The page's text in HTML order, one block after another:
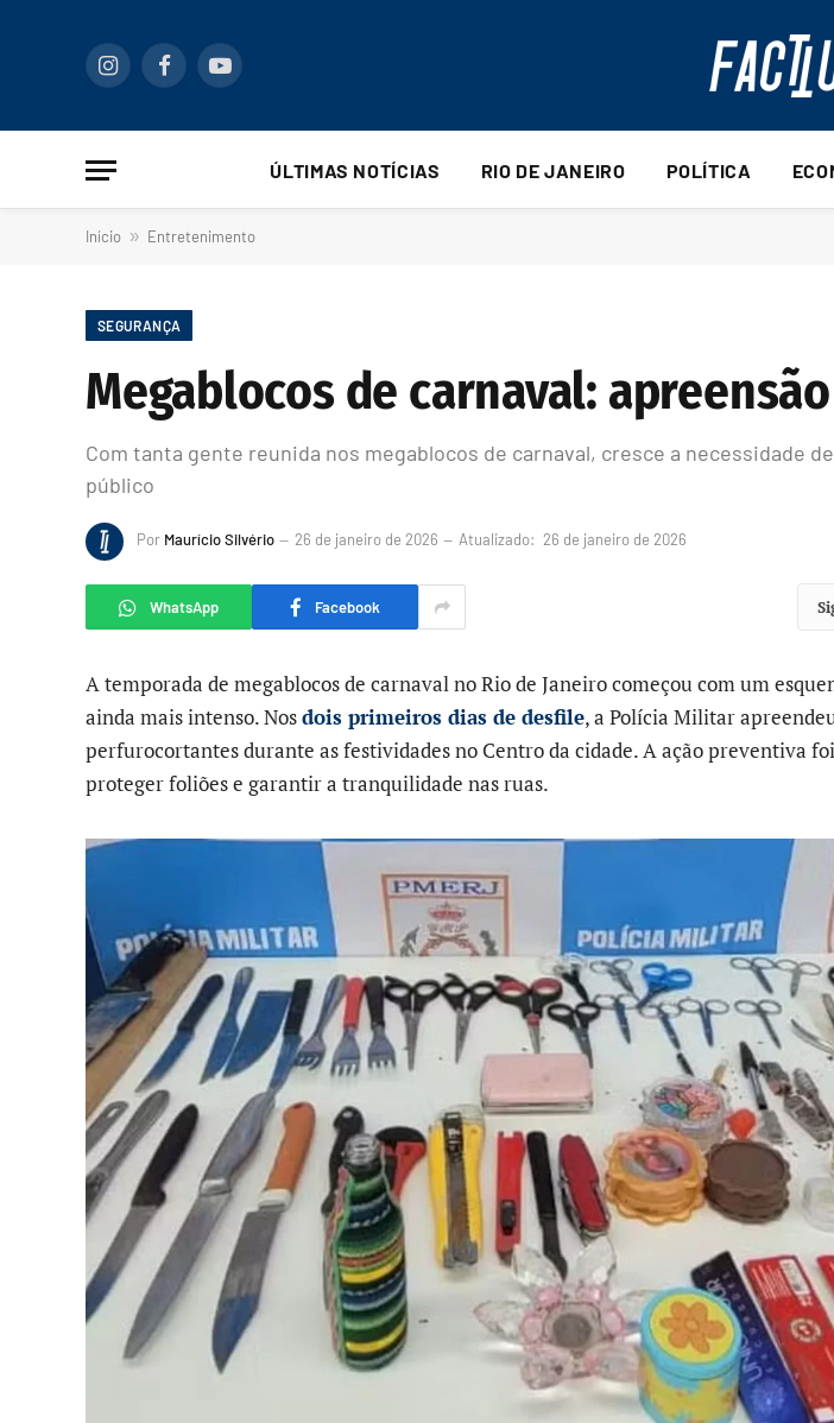
InstagramFacebookYouTube
ÚLTIMAS NOTÍCIAS RIO DE JANEIRO POLÍTICA
Início » Entretenimento
SEGURANÇA
Megablocos de carnaval:
Com tanta gente reunida nos megablocos de carnaval, cresce a necessidade
público
Por Maurício Silvério 26 de janeiro de 2026 Atualizado: 26 de janeiro de 2026
WhatsApp Facebook
A temporada de megablocos de carnaval no Rio de Janeiro começou com um
ainda mais intenso. Nosdois primeiros dias de desfile, a Polícia Militar
perfurocortantes durante as festividades no Centro da cidade. A ação preventiva
proteger foliões e garantir a tranquilidade nas ruas.